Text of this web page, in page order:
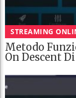
STREAMING
Metodo
On Descent